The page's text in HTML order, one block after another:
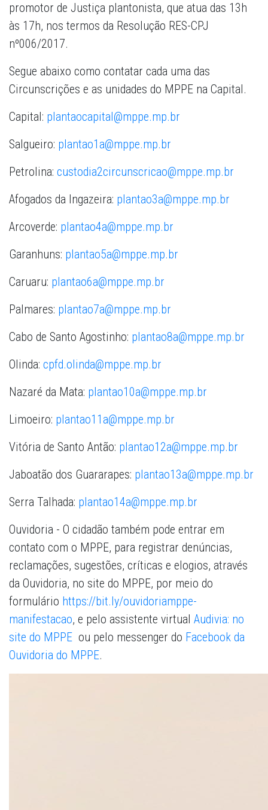
promotor de Justiça plantonista, que atua das 13h
às 17h, nos termos da Resolução RES-CPJ
nº006/2017.
Segue abaixo como contatar cada uma das
Circunscrições e as unidades do MPPE na Capital.
Capital: plantaocapital@mppe.mp.br
Salgueiro: plantao1a@mppe.mp.br
Petrolina: custodia2circunscricao@mppe.mp.br
Afogados da Ingazeira: plantao3a@mppe.mp.br
Arcoverde: plantao4a@mppe.mp.br
Garanhuns: plantao5a@mppe.mp.br
Caruaru: plantao6a@mppe.mp.br
Palmares: plantao7a@mppe.mp.br
Cabo de Santo Agostinho: plantao8a@mppe.mp.br
Olinda: cpfd.olinda@mppe.mp.br
Nazaré da Mata: plantao10a@mppe.mp.br
Limoeiro: plantao11a@mppe.mp.br
Vitória de Santo Antão: plantao12a@mppe.mp.br
Jaboatão dos Guararapes: plantao13a@mppe.mp.br
Serra Talhada: plantao14a@mppe.mp.br
Ouvidoria - O cidadão também pode entrar em
contato com o MPPE, para registrar denúncias,
reclamações, sugestões, críticas e elogios, através
da Ouvidoria, no site do MPPE, por meio do
formulário https://bit.ly/ouvidoriamppe-
manifestacao, e pelo assistente virtual Audivia: no
site do MPPE ou pelo messenger do Facebook da
Ouvidoria do MPPE.